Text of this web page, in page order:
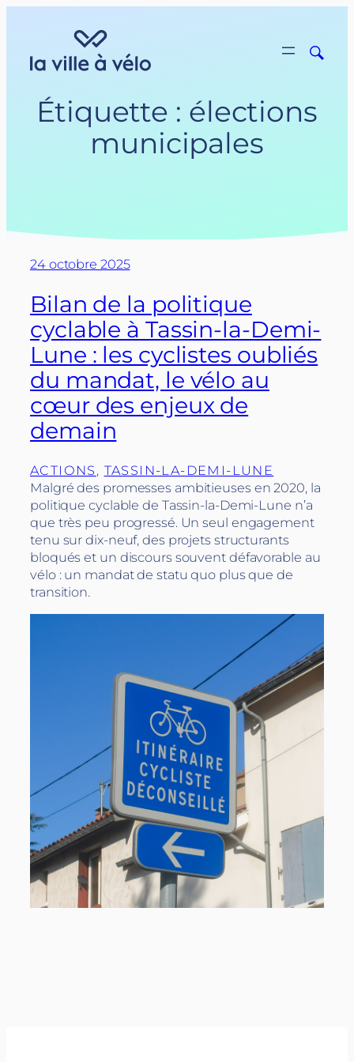
Étiquette : élections
municipales
24 octobre 2025
Bilan de la politique
cyclable à Tassin-la-Demi-
Lune : les cyclistes oubliés
du mandat, le vélo au
cœur des enjeux de
demain
ACTIONS , TASSIN-LA-DEMI-LUNE
Malgré des promesses ambitieuses en 2020, la
politique cyclable de Tassin-la-Demi-Lune n’a
que très peu progressé. Un seul engagement
tenu sur dix-neuf, des projets structurants
bloqués et un discours souvent défavorable au
vélo : un mandat de statu quo plus que de
transition.